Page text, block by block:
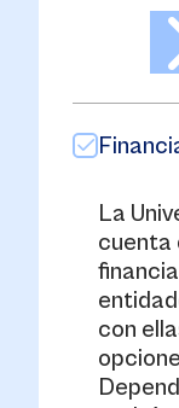
La
cuenta
con